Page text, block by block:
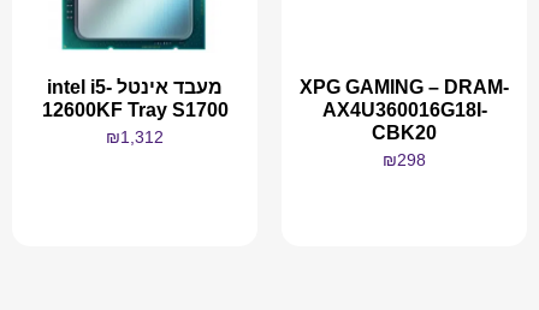
XPG GAMING – DRAM-
AX4U360016G18I-
CBK20
₪298
מעבד אינטל intel i5-
12600KF Tray S1700
₪1,312